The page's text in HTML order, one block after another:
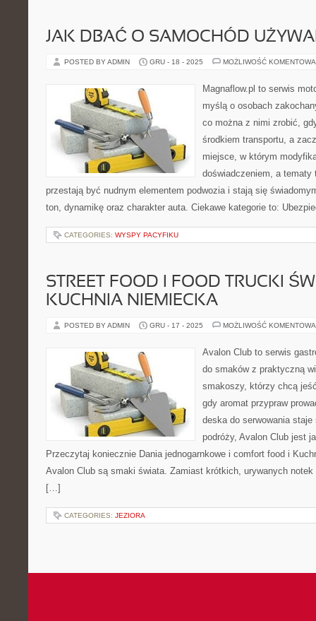
JAK DBAĆ O SAMOCHÓD
POSTED BY ADMIN GRU - 18 - 2025 MOŻLIWOŚĆ
Magnaflow.pl to serwis
myślą o osobach
co można z nimi zrobić,
środkiem transportu, a
miejsce, w którym
doświadczeniem, a tematy
przestają być nudnym elementem podwozia i stają się
ton, dynamikę oraz charakter auta. Ciekawe kategorie to:
CATEGORIES: WYSPY PACYFIKU
STREET FOOD I FOOD TRUCKI
KUCHNIA NIEMIECKA
POSTED BY ADMIN GRU - 17 - 2025 MOŻLIWOŚĆ
Avalon Club to serwis
do smaków z praktyczną
smakoszy, którzy chcą
gdy aromat przypraw
deska do serwowania
podróży, Avalon Club jest
Przeczytaj koniecznie Dania jednogarnkowe i comfort food i
Avalon Club są smaki świata. Zamiast krótkich, urywanych
[…]
CATEGORIES: JEZIORA